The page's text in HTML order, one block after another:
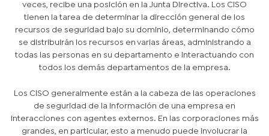
veces, recibe una posición en la Junta Directiva. Los CISO
tienen la tarea de determinar la dirección general de los
recursos de seguridad bajo su dominio, determinando cómo
se distribuirán los recursos en varias áreas, administrando a
todas las personas en su departamento e interactuando con
todos los demás departamentos de la empresa.
Los CISO generalmente están a la cabeza de las operaciones
de seguridad de la información de una empresa en
interacciones con agentes externos. En las corporaciones más
grandes, en particular, esto a menudo puede involucrar la